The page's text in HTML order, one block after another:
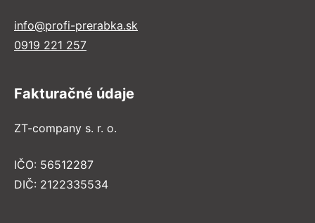
info@profi-prerabka.sk
0919 221 257
Fakturačné údaje
ZT-company s. r. o.
IČO: 56512287
DIČ: 2122335534